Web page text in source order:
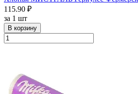
115.90 ₽
за 1 шт
В корзину